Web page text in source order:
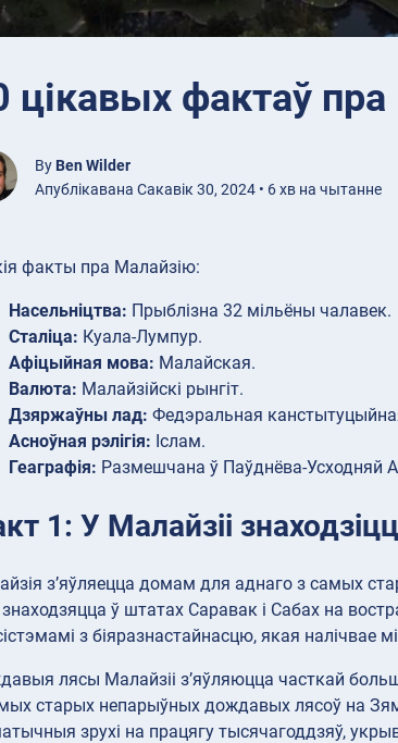
цікавых фактаў
By Ben Wilder
Апублікавана Сакавік 30, 2024 • 6 хв на чытанне
факты пра Малайзію:
Насельніцтва: Прыблізна 32 мільёны чалавек.
Сталіца: Куала-Лумпур.
Афіцыйная мова: Малайская.
Валюта: Малайзійскі рынгіт.
Дзяржаўны лад: Федэральная
Асноўная рэлігія: Іслам.
Геаграфія: Размешчана ў Паўднёва-Усходняй
1: У Малайзіі
з’яўляецца домам для аднаго з самых
ў штатах Саравак і Сабах на
з біяразнастайнасцю, якая налічвае
лясы Малайзіі з’яўляюцца часткай
старых непарыўных дождавых лясоў на
зрухі на працягу тысячагоддзяў,